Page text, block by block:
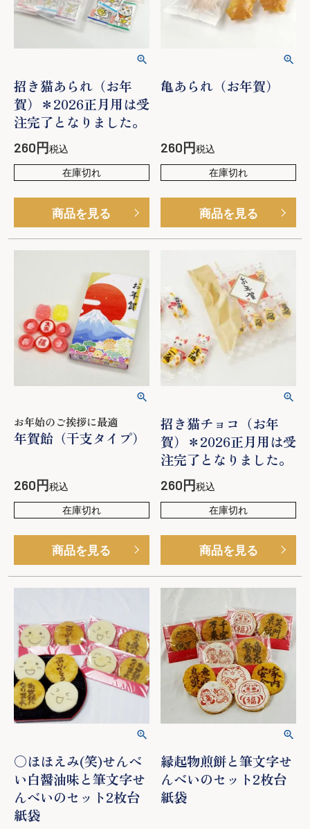
招き猫あられ（お年
賀）＊2026正月用は受
注完了となりました。
260
税込
在庫切れ
商品を見る
亀あられ（お年賀）
260
税込
在庫切れ
商品を見る
お年始のご挨拶に最適
年賀飴（干支タイプ）
260
税込
在庫切れ
商品を見る
招き猫チョコ（お年
賀）＊2026正月用は受
注完了となりました。
260
税込
在庫切れ
商品を見る
○ほほえみ(笑)せんべ
い白醤油味と筆文字せ
んべいのセット2枚台
紙袋
縁起物煎餅と筆文字せ
んべいのセット2枚台
紙袋